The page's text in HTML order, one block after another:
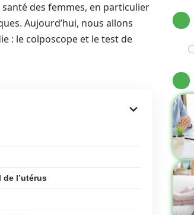
des femmes, en particulier
Aujourd’hui, nous allons
: le colposcope et le test de
l’utérus